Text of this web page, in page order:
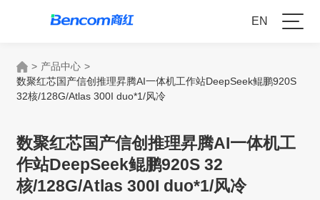
EN
> 产品中心 >
数聚红芯国产信创推理昇腾AI一体机工作站DeepSeek鲲鹏920S
32核/128G/Atlas 300I duo*1/风冷
数聚红芯国产信创推理昇腾AI一体机工
作站DeepSeek鲲鹏920S 32
核/128G/Atlas 300I duo*1/风冷